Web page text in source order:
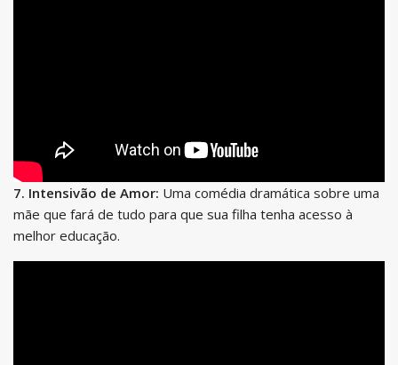
7. Intensivão de Amor: Uma comédia dramática sobre uma
mãe que fará de tudo para que sua filha tenha acesso à
melhor educação.